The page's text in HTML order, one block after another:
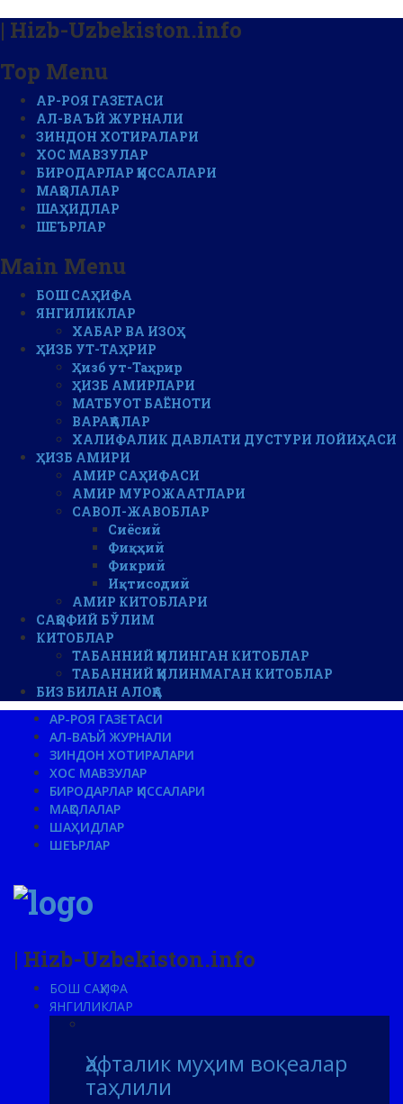
| Hizb-Uzbekiston.info
Top Menu
АР-РОЯ ГАЗЕТАСИ
АЛ-ВАЪЙ ЖУРНАЛИ
ЗИНДОН ХОТИРАЛАРИ
ХОС МАВЗУЛАР
БИРОДАРЛАР ҚИССАЛАРИ
МАҚОЛАЛАР
ШАҲИДЛАР
ШЕЪРЛАР
Main Menu
БОШ САҲИФА
ЯНГИЛИКЛАР
ХАБАР ВА ИЗОҲ
ҲИЗБ УТ-ТАҲРИР
Ҳизб ут-Таҳрир
ҲИЗБ АМИРЛАРИ
МАТБУОТ БАЁНОТИ
ВАРАҚАЛАР
ХАЛИФАЛИК ДАВЛАТИ ДУСТУРИ ЛОЙИҲАСИ
ҲИЗБ АМИРИ
АМИР САҲИФАСИ
АМИР МУРОЖААТЛАРИ
САВОЛ-ЖАВОБЛАР
Сиёсий
Фиқҳий
Фикрий
Иқтисодий
АМИР КИТОБЛАРИ
САҚОФИЙ БЎЛИМ
КИТОБЛАР
ТАБАННИЙ ҚИЛИНГАН КИТОБЛАР
ТАБАННИЙ ҚИЛИНМАГАН КИТОБЛАР
БИЗ БИЛАН АЛОҚА
АР-РОЯ ГАЗЕТАСИ
АЛ-ВАЪЙ ЖУРНАЛИ
ЗИНДОН ХОТИРАЛАРИ
ХОС МАВЗУЛАР
БИРОДАРЛАР ҚИССАЛАРИ
МАҚОЛАЛАР
ШАҲИДЛАР
ШЕЪРЛАР
| Hizb-Uzbekiston.info
БОШ САҲИФА
ЯНГИЛИКЛАР
Ҳафталик муҳим воқеалар
таҳлили